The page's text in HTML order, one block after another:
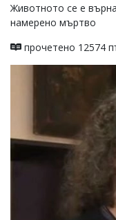
Животното се е
намерено мъртво
прочетено 12574